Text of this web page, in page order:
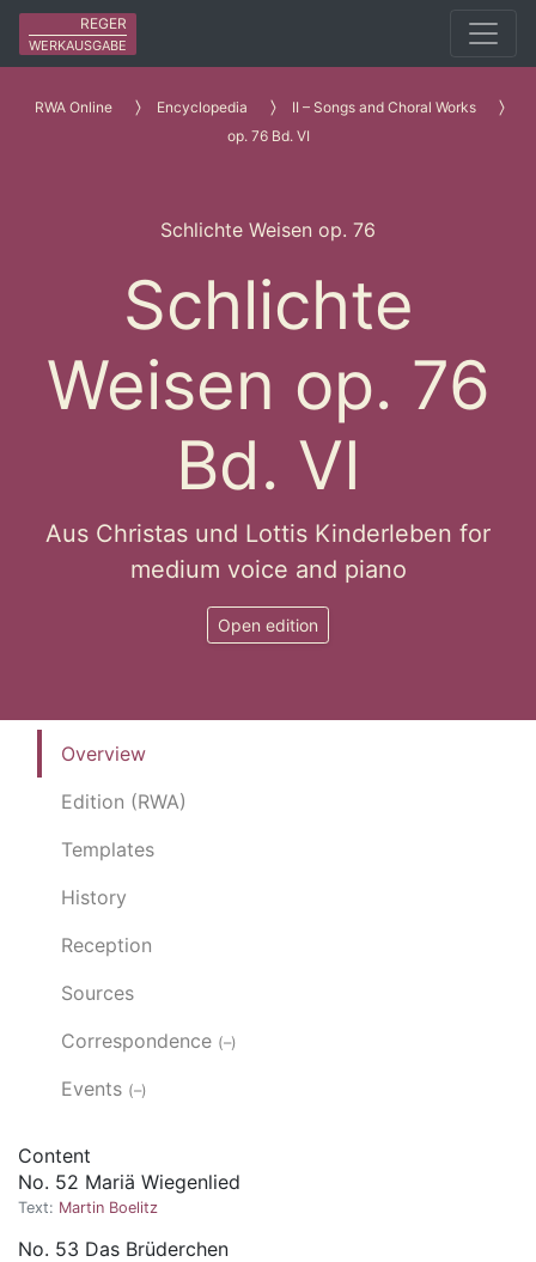
REGER
WERKAUSGABE
RWA Online Encyclopedia
II – Songs and Choral Works
op. 76 Bd. VI
Schlichte Weisen op. 76
Schlichte
Weisen op. 76
Bd. VI
Aus Christas und Lottis Kinderleben for
medium voice and piano
Open edition
Overview
Edition (RWA)
Templates
History
Reception
Sources
Correspondence (–)
Events (–)
Content
No. 52 Mariä Wiegenlied
Text: Martin Boelitz
No. 53 Das Brüderchen